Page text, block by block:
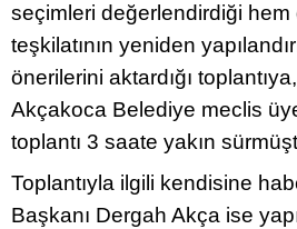
seçimleri değerlendirdiği hem
teşkilatının yeniden
önerilerini aktardığı
Akçakoca Belediye meclis
toplantı 3 saate yakın
Toplantıyla ilgili kendisine
Başkanı Dergah Akça ise